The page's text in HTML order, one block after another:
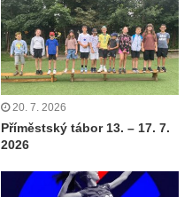
20. 7. 2026
Příměstský tábor 13. – 17. 7.
2026